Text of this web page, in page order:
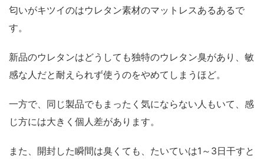
匂いがキツイのはウレタン素材のマットレスあるあるで
す。
新品のウレタンはどうしても独特のウレタン臭があり、敏
感な人だと耐えられず使うのをやめてしまうほど。
一方で、同じ製品でもまったく気にならない人もいて、感
じ方には大きく個人差があります。
また、開封した瞬間は臭くても、たいていは1～3日干すと